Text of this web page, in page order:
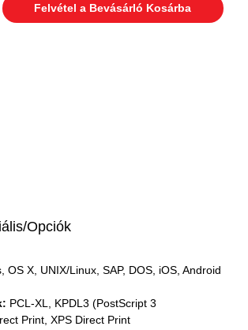
Felvétel a Bevásárló Kosárba
Opciók
OS X, UNIX/Linux, SAP, DOS, iOS, Android
PCL-XL, KPDL3 (PostScript 3
Print, XPS Direct Print